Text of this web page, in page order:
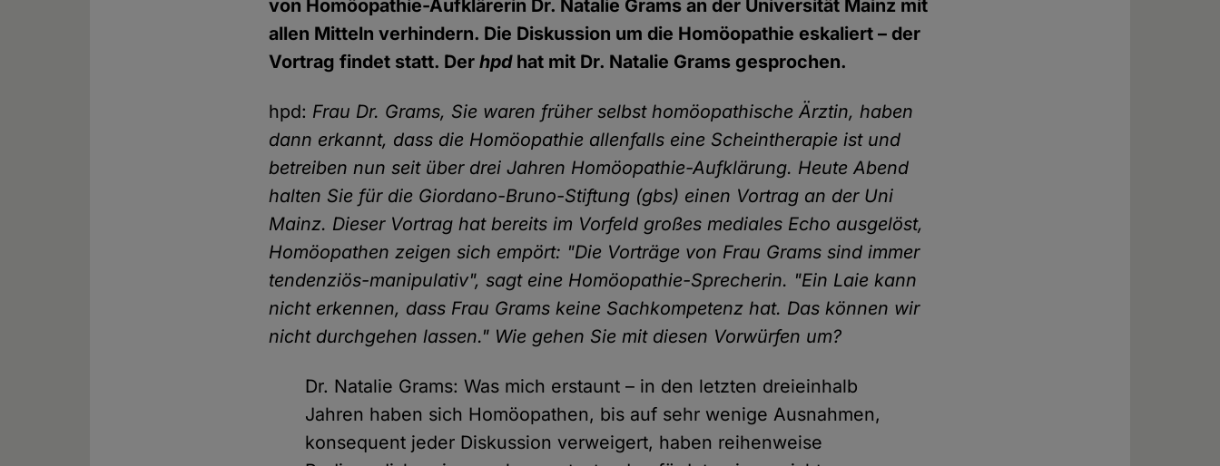
von Homöopathie-Aufklärerin Dr. Natalie Grams an der Universität Mainz mit
allen Mitteln verhindern. Die Diskussion um die Homöopathie eskaliert – der
Vortrag findet statt. Derhpdhat mit Dr. Natalie Grams gesprochen.
hpd: Frau Dr. Grams, Sie waren früher selbst homöopathische Ärztin, haben
dann erkannt, dass die Homöopathie allenfalls eine Scheintherapie ist und
betreiben nun seit über drei Jahren Homöopathie-Aufklärung. Heute Abend
halten Sie für die Giordano-Bruno-Stiftung (gbs) einen Vortrag an der Uni
Mainz. Dieser Vortrag hat bereits im Vorfeld großes mediales Echo ausgelöst,
Homöopathen zeigen sich empört: "Die Vorträge von Frau Grams sind immer
tendenziös-manipulativ", sagt eine Homöopathie-Sprecherin. "Ein Laie kann
nicht erkennen, dass Frau Grams keine Sachkompetenz hat. Das können wir
nicht durchgehen lassen." Wie gehen Sie mit diesen Vorwürfen um?
Dr. Natalie Grams: Was mich erstaunt – in den letzten dreieinhalb
Jahren haben sich Homöopathen, bis auf sehr wenige Ausnahmen,
konsequent jeder Diskussion verweigert, haben reihenweise